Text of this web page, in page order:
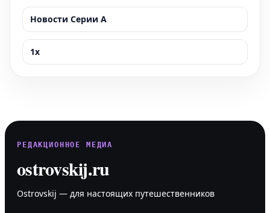
Новости Серии А
1x
РЕДАКЦИОННОЕ МЕДИА
ostrovskij.ru
Ostrovskij — для настоящих путешественников